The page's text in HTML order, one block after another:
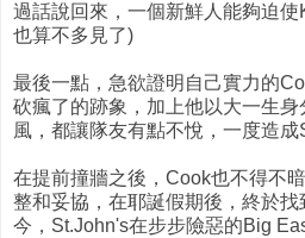
過話說回來，一個新鮮人能夠迫使
也算不多見了)
最後一點，急欲證明自己實力的
砍瘋了的跡象，加上他以大一生
風，都讓隊友有點不悅，一度造成
在提前撞牆之後，Cook也不得不
整和妥協，在耶誕假期後，終於
今，St.John's在步步險惡的Big